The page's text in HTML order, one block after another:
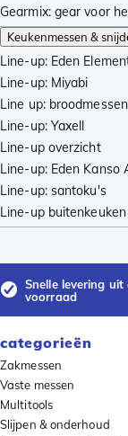
Gearmix: gear voor
Keukenmessen &
Line-up: Eden
Line-up: Miyabi
Line up: broodmessen
Line-up: Yaxell
Line-up overzicht
Line-up: Eden Kanso
Line-up: santoku's
Line-up buitenkeuken
Snelle levering uit
voorraad
categorieën
Zakmessen
Vaste messen
Multitools
Slijpen & onderhoud